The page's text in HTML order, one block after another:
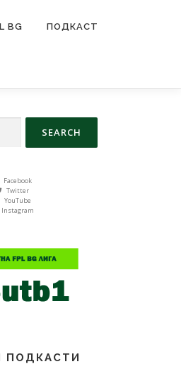
BG ПОДКАСТ
Facebook
Twitter
YouTube
Instagram
ПОДКАСТИ